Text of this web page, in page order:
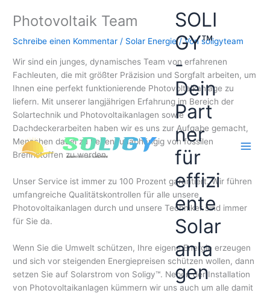
Inhalt
SOLI
GY™
-
Dein
Part
ner
für
effizi
ente
Solar
anla
gen
Photovoltaik Team
Schreibe einen Kommentar / Solar Energie/ Vonsoligyteam
Wir sind ein junges, dynamisches Team von erfahrenen
Fachleuten, die mit größter Präzision und Sorgfalt arbeiten, um
Ihnen eine perfekt funktionierende Photovoltaikanlage zu
liefern. Mit unserer langjährigen Erfahrung im Bereich der
Solartechnik und Photovoltaikanlagen sowie
Dachdeckerarbeiten haben wir es uns zur Aufgabe gemacht,
Menschen dabei zu helfen, unabhängig von fossilen
Brennstoffen zu werden.
Unser Service ist immer zu 100 Prozent garantiert. Wir führen
umfangreiche Qualitätskontrollen für alle unsere
Photovoltaikanlagen durch und unsere Techniker sind immer
für Sie da.
Wenn Sie die Umwelt schützen, Ihre eigene Energie erzeugen
und sich vor steigenden Energiepreisen schützen wollen, dann
setzen Sie auf Solarstrom von Soligy™. Neben der Installation
von Photovoltaikanlagen kümmern wir uns auch um alle damit